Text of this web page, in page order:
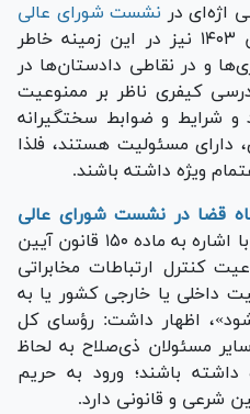
اژه‌ای در نشست شورای عالی
مورخ ۲۱ فروردین ۱۴۰۳ نیز در این زمینه خاطر
و در نقاطی دادستان‌ها در
آیین دادرسی کیفری ناظر بر ممنوعیت
و شرایط و ضوابط سختگیرانه
دارای مسئولیت هستند، فلذا
ویژه داشته باشند.
قضا در نشست شورای عالی
، با اشاره به ماده ۱۵۰ قانون آیین
کنترل ارتباطات مخابراتی
داخلی یا خارجی کشور یا به
اظهار داشت: رؤسای کل
مسئولان ذی‌صلاح به لحاظ
داشته باشند؛ ورود به حریم
و قانونی دارد.